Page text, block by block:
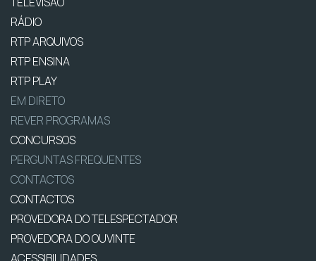
RÁDIO
RTP ARQUIVOS
RTP ENSINA
RTP PLAY
EM DIRETO
REVER PROGRAMAS
CONCURSOS
PERGUNTAS FREQUENTES
CONTACTOS
CONTACTOS
PROVEDORA DO TELESPECTADOR
PROVEDORA DO OUVINTE